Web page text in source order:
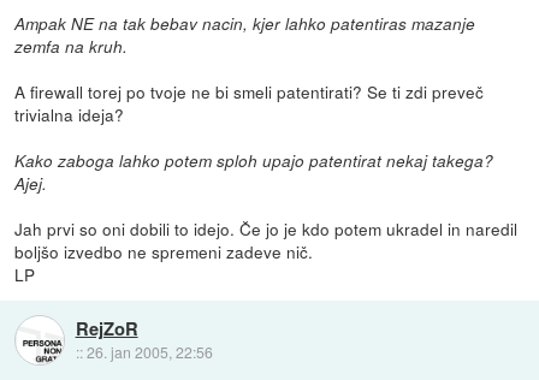
Ampak NE na tak bebav nacin, kjer lahko patentiras mazanje
zemfa na kruh.
A firewall torej po tvoje ne bi smeli patentirati? Se ti zdi preveč
trivialna ideja?
Kako zaboga lahko potem sploh upajo patentirat nekaj takega?
Ajej.
Jah prvi so oni dobili to idejo. Če jo je kdo potem ukradel in naredil
boljšo izvedbo ne spremeni zadeve nič.
LP
RejZoR
::26. jan 2005, 22:56